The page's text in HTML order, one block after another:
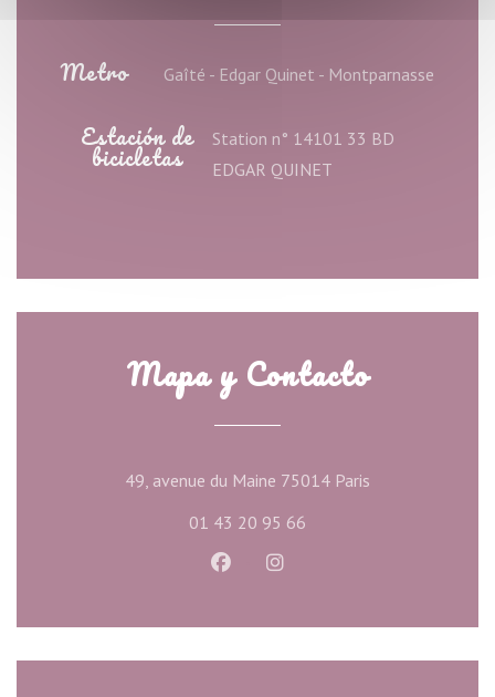
Metro Gaîté - Edgar Quinet - Montparnasse
Estación de
bicicletas
Station n° 14101 33 BD
EDGAR QUINET
Mapa y Contacto
49, avenue du Maine 75014 Paris
01 43 20 95 66
Facebook ((abre en una nueva
Instagram ((abre en una